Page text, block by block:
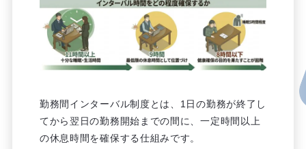
勤務間インターバル制度とは、1日の勤務が終了し
てから翌日の勤務開始までの間に、一定時間以上
の休息時間を確保する仕組みです。